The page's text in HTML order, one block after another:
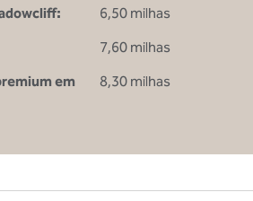
6,50 milhas
7,60 milhas
em
8,30 milhas